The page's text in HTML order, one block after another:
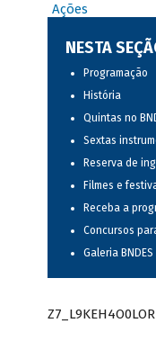
Ações
NESTA
Programação
História
Quintas no
Sextas
Reserva de
Filmes e
Receba a
Concursos
Galeria BNDES